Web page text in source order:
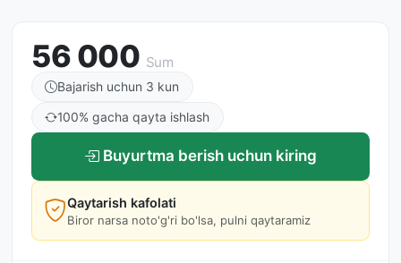
56 000 Sum
Bajarish uchun 3 kun
100% gacha qayta ishlash
Buyurtma berish uchun kiring
Qaytarish kafolati
Biror narsa noto'g'ri bo'lsa, pulni qaytaramiz